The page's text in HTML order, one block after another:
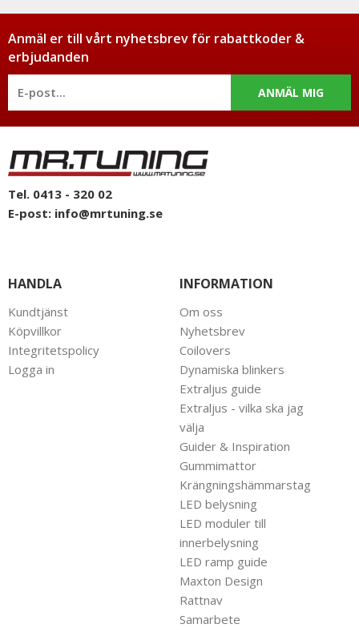
Anmäl er till vårt nyhetsbrev för rabattkoder &
erbjudanden
ANMÄL MIG
Tel. 0413 - 320 02
E-post: info@mrtuning.se
HANDLA
Kundtjänst
Köpvillkor
Integritetspolicy
Logga in
INFORMATION
Om oss
Nyhetsbrev
Coilovers
Dynamiska blinkers
Extraljus guide
Extraljus - vilka ska jag
välja
Guider & Inspiration
Gummimattor
Krängningshämmarstag
LED belysning
LED moduler till
innerbelysning
LED ramp guide
Maxton Design
Rattnav
Samarbete